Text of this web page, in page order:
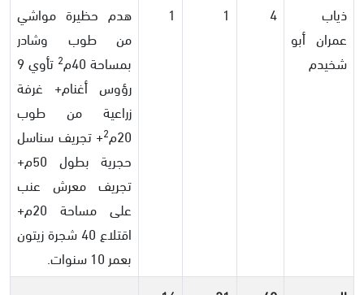
ذياب
عمران أبو
شخيدم
4
1
1
هدم حظيرة مواشي
من طوب وشادر
بمساحة 40م
2
تأوي 9
رؤوس أغنام+ غرفة
زراعية من طوب
20م 2+ تجريف سناسل
حجرية بطول 50م+
تجريف معرش عنب
على مساحة 20م+
اقتلاع 40 شجرة زيتون
بعمر 10 سنوات.